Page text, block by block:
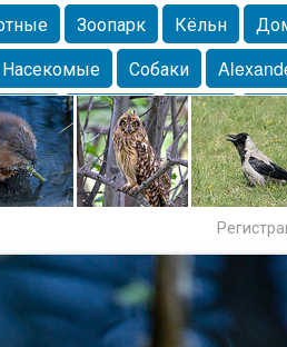
Зоопарк Кёльн
Насекомые Собаки
Собачка Осень
Lebert Дикие птицы Утка